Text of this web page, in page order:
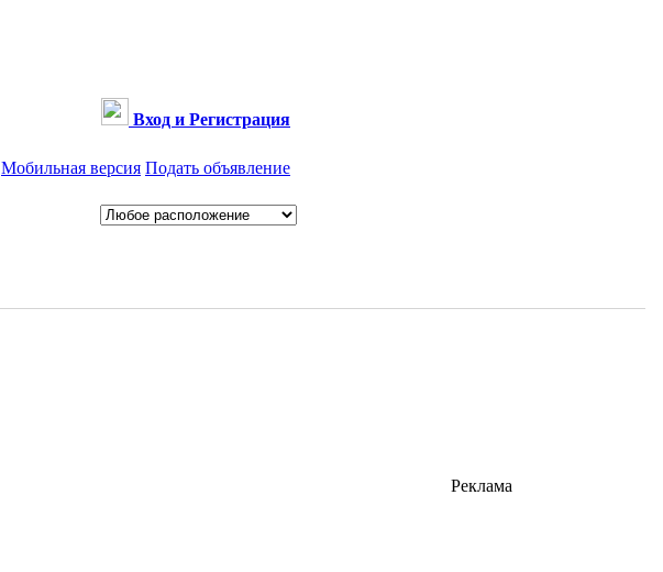
Вход и Регистрация
Мобильная версия Подать объявление
Реклама